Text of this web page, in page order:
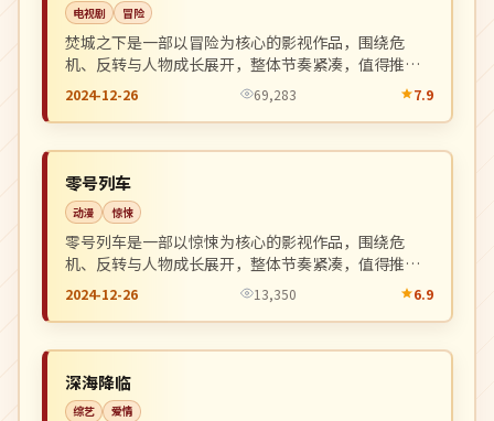
电视剧 冒险
焚城之下是一部以冒险为核心的影视作品，围绕危
机、反转与人物成长展开，整体节奏紧凑，值得推荐
观看。
2024-12-26 69,283 7.9
中国
零号列车
动漫 惊悚
零号列车是一部以惊悚为核心的影视作品，围绕危
机、反转与人物成长展开，整体节奏紧凑，值得推荐
观看。
2024-12-26 13,350 6.9
英国
深海降临
综艺 爱情